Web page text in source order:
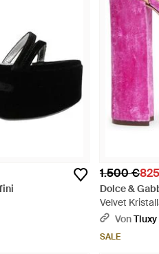
1.500 €
Dolce &
Velvet
VonTluxy
SALE